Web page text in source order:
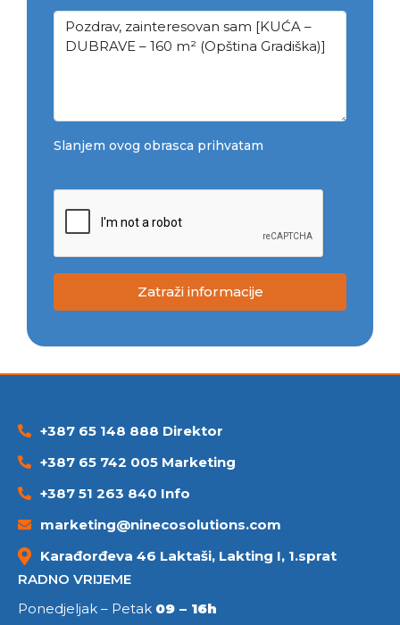
Slanjem ovog obrasca prihvatam
Zatraži informacije
+387 65 148 888 Direktor
+387 65 742 005 Marketing
+387 51 263 840 Info
marketing@ninecosolutions.com
Karađorđeva 46 Laktaši, Lakting I, 1.sprat
RADNO VRIJEME
Ponedjeljak – Petak 09 – 16h